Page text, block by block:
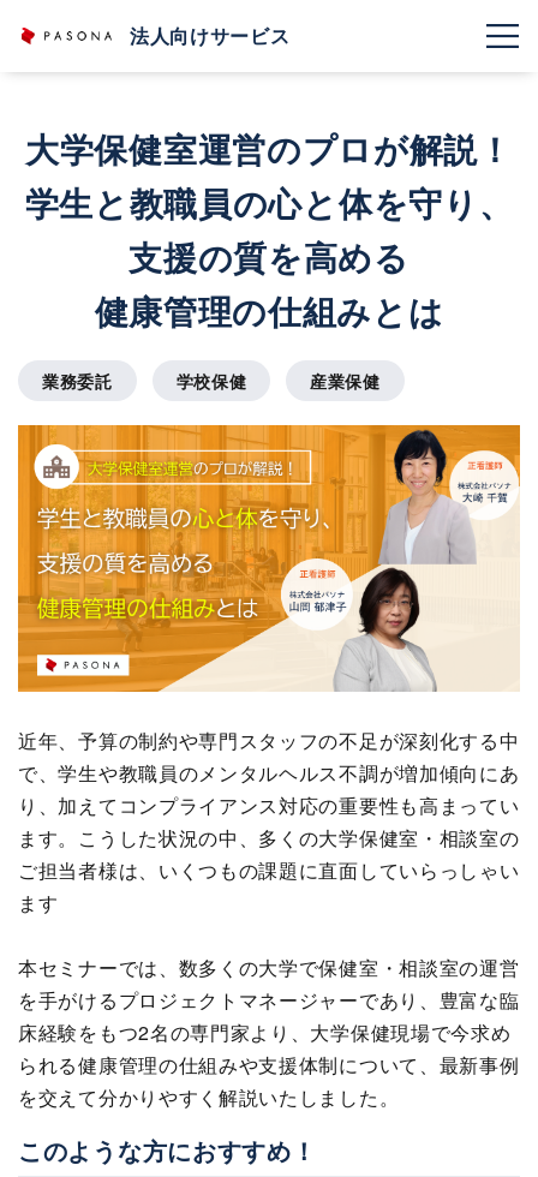
法人向けサービス
大学保健室運営のプロが解説！
学生と教職員の心と体を守り、
支援の質を高める
健康管理の仕組みとは
業務委託 学校保健 産業保健
近年、予算の制約や専門スタッフの不足が深刻化する中
で、学生や教職員のメンタルヘルス不調が増加傾向にあ
り、加えてコンプライアンス対応の重要性も高まってい
ます。こうした状況の中、多くの大学保健室・相談室の
ご担当者様は、いくつもの課題に直面していらっしゃい
ます
本セミナーでは、数多くの大学で保健室・相談室の運営
を手がけるプロジェクトマネージャーであり、豊富な臨
床経験をもつ2名の専門家より、大学保健現場で今求め
られる健康管理の仕組みや支援体制について、最新事例
を交えて分かりやすく解説いたしました。
このような方におすすめ！